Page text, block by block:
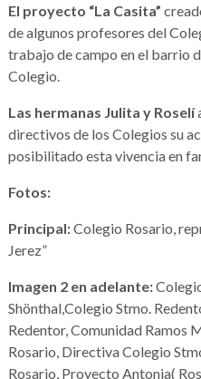
El proyecto “La Casita”
de algunos profesores del
trabajo de campo en el barrio
Colegio.
Las hermanas Julita y Roselí
directivos de los Colegios su
posibilitado esta vivencia en
Fotos:
Principal:Colegio Rosario,
Jerez”
Imagen 2 en adelante:
Shönthal,Colegio Stmo.
Redentor, Comunidad Ramos
Rosario, Directiva Colegio
Rosario, Proyecto Antonia(